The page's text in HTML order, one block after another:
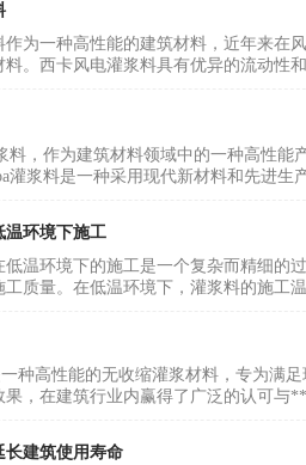
作为一种高性能的建筑材料，近年来在
。西卡风电灌浆料具有优异的流动性
料，作为建筑材料领域中的一种高性
灌浆料是一种采用现代新材料和先进
温环境下施工
低温环境下的施工是一个复杂而精细的
工质量。在低温环境下，灌浆料的施工
一种高性能的无收缩灌浆材料，专为满
果，在建筑行业内赢得了广泛的认可与
长建筑使用寿命